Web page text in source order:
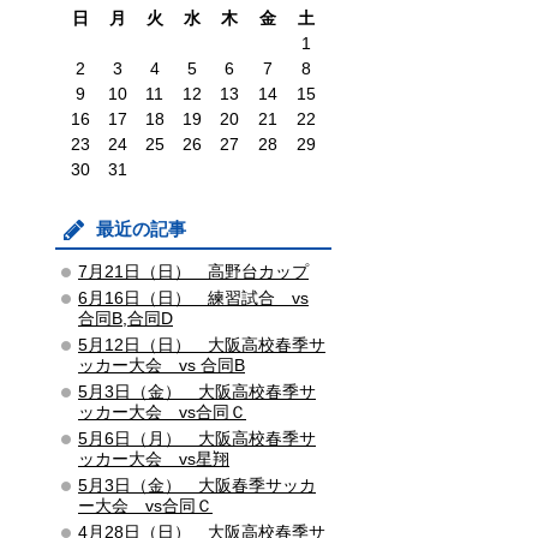
日 月 火 水 木 金
土
1
2
3 4 5 6 7
8
9
10 11 12 13 14
15
16
17 18 19 20 21
22
23
24 25 26 27 28
29
30
31
最近の記事
7月21日（日） 高野台カップ
6月16日（日） 練習試合 vs
合同B,合同D
5月12日（日） 大阪高校春季サ
ッカー大会 vs 合同B
5月3日（金） 大阪高校春季サ
ッカー大会 vs合同Ｃ
5月6日（月） 大阪高校春季サ
ッカー大会 vs星翔
5月3日（金） 大阪春季サッカ
ー大会 vs合同Ｃ
4月28日（日） 大阪高校春季サ